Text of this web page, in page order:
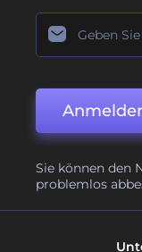
Sie können den
problemlos